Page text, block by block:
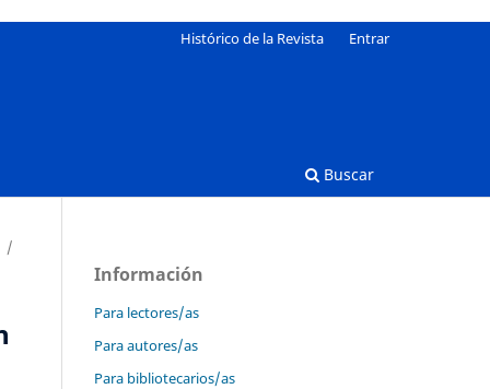
Buscar
Histórico de la Revista Entrar
/
Información
Para lectores/as
Para autores/as
Para bibliotecarios/as